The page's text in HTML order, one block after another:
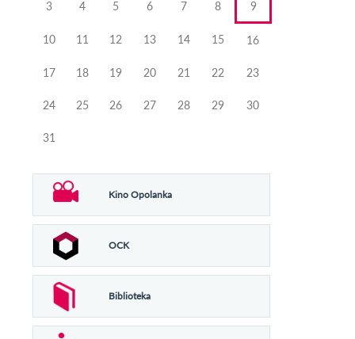
3 4 5 6 7 8 9
10 11 12 13 14 15 16
17 18 19 20 21 22 23
24 25 26 27 28 29 30
31
Kino Opolanka
OCK
Biblioteka